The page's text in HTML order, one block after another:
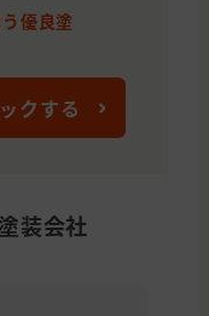
壁と屋根の塗装
装, 雨漏り・防水
塗装
優良塗
クする
装会社